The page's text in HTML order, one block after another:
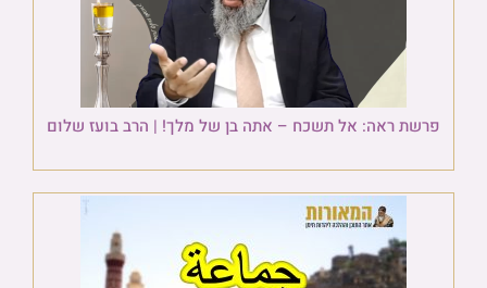
פרשת ראה: אל תשכח – אתה בן של מלך! | הרב בועז שלום